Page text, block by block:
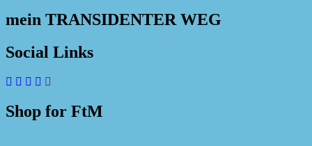
mein TRANSIDENTER WEG
Social Links
Shop for FtM